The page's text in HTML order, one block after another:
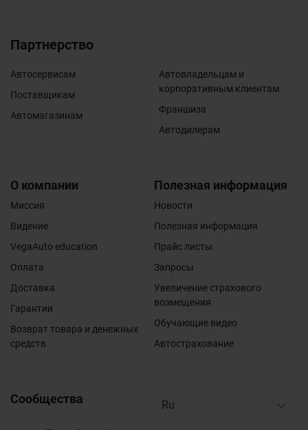
Партнерство
Автосервисам
Поставщикам
Автомагазинам
Автовладельцам и
корпоративным клиентам
Франшиза
Автодилерам
О компании
Миссия
Видение
VegaAuto education
Оплата
Доставка
Гарантии
Возврат товара и денежных
средств
Полезная информация
Новости
Полезная информация
Прайс листы
Запросы
Увеличение страхового
возмещения
Обучающие видео
Автострахование
Сообщества